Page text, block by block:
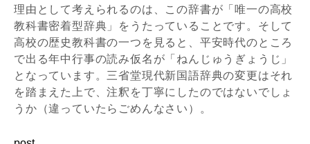
理由として考えられるのは、この辞書が「唯一の高校
教科書密着型辞典」をうたっていることです。そして
高校の歴史教科書の一つを見ると、平安時代のところ
で出る年中行事の読み仮名が「ねんじゅうぎょうじ」
となっています。三省堂現代新国語辞典の変更はそれ
を踏まえた上で、注釈を丁寧にしたのではないでしょ
うか（違っていたらごめんなさい）。